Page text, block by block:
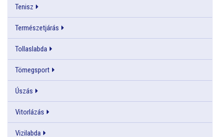
Tenisz
Természetjárás
Tollaslabda
Tömegsport
Úszás
Vitorlázás
Vizilabda